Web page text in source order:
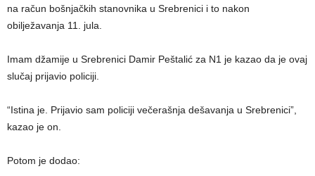
na račun bošnjačkih stanovnika u Srebrenici i to nakon
obilježavanja 11. jula.
Imam džamije u Srebrenici Damir Peštalić za N1 je kazao da je ovaj
slučaj prijavio policiji.
“Istina je. Prijavio sam policiji večerašnja dešavanja u Srebrenici”,
kazao je on.
Potom je dodao: